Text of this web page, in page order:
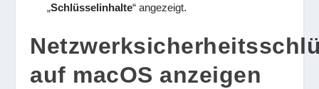
„Schlüsselinhalte“ angezeigt.
auf macOS anzeigen